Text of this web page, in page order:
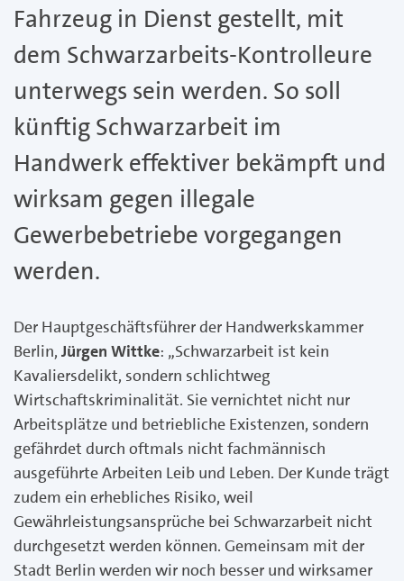
Fahrzeug in Dienst gestellt, mit
dem Schwarzarbeits-Kontrolleure
unterwegs sein werden. So soll
künftig Schwarzarbeit im
Handwerk effektiver bekämpft und
wirksam gegen illegale
Gewerbebetriebe vorgegangen
werden.
Der Hauptgeschäftsführer der Handwerkskammer
Berlin, Jürgen Wittke: „Schwarzarbeit ist kein
Kavaliersdelikt, sondern schlichtweg
Wirtschaftskriminalität. Sie vernichtet nicht nur
Arbeitsplätze und betriebliche Existenzen, sondern
gefährdet durch oftmals nicht fachmännisch
ausgeführte Arbeiten Leib und Leben. Der Kunde trägt
zudem ein erhebliches Risiko, weil
Gewährleistungsansprüche bei Schwarzarbeit nicht
durchgesetzt werden können. Gemeinsam mit der
Stadt Berlin werden wir noch besser und wirksamer